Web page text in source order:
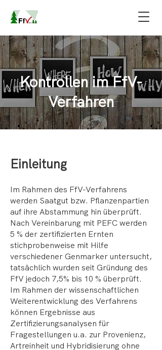
Kontrollen im FfV-
Verfahren
Einleitung
Im Rahmen des FfV-Verfahrens
werden Saatgut bzw. Pflanzenpartien
auf ihre Abstammung hin überprüft.
Nach Vereinbarung mit PEFC werden
5 % der zertifizierten Ernten
stichprobenweise mit Hilfe
verschiedener Genmarker untersucht,
tatsächlich wurden seit Gründung des
FfV jedoch 7,5% bis 10 % überprüft.
Im Rahmen der wissenschaftlichen
Weiterentwicklung des Verfahrens
können Ergebnisse aus
Zertifizierungsanalysen für
Fragestellungen u.a. zur Provenienz,
Artreinheit und Hybridisierung ohne